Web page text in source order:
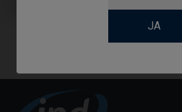
JA
Biomet® 3i® Osseotite Certain®